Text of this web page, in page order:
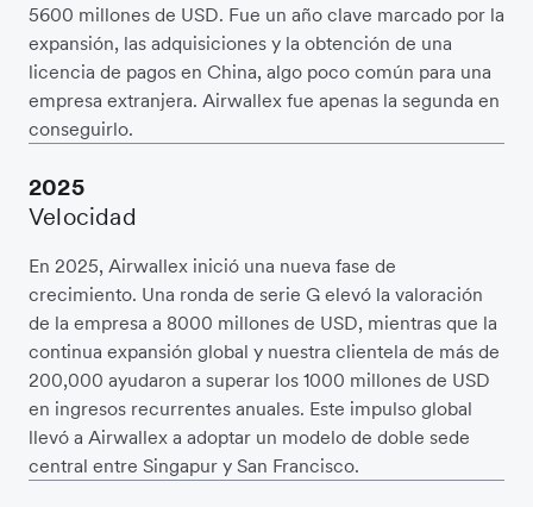
5600 millones de USD. Fue un año clave marcado por la
expansión, las adquisiciones y la obtención de una
licencia de pagos en China, algo poco común para una
empresa extranjera. Airwallex fue apenas la segunda en
conseguirlo.
2025
Velocidad
En 2025, Airwallex inició una nueva fase de
crecimiento. Una ronda de serie G elevó la valoración
de la empresa a 8000 millones de USD, mientras que la
continua expansión global y nuestra clientela de más de
200,000 ayudaron a superar los 1000 millones de USD
en ingresos recurrentes anuales. Este impulso global
llevó a Airwallex a adoptar un modelo de doble sede
central entre Singapur y San Francisco.